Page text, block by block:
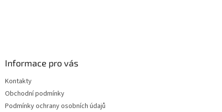
Informace pro vás
Kontakty
Obchodní podmínky
Podmínky ochrany osobních údajů